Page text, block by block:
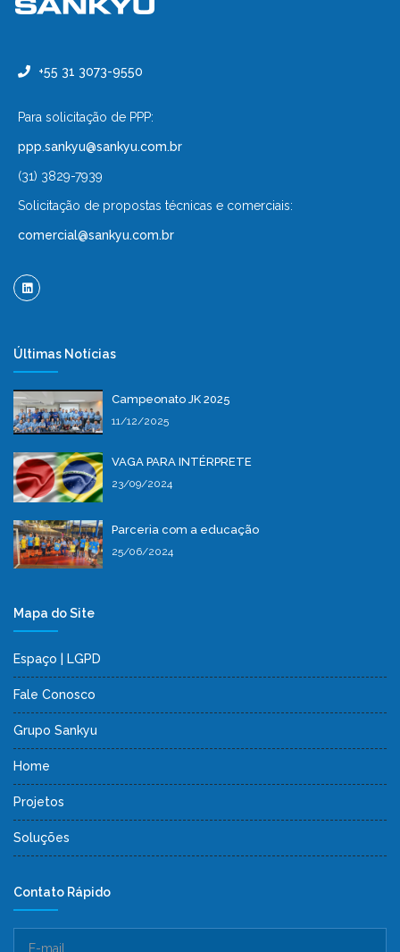
+55 31 3073-9550
Para solicitação de PPP:
ppp.sankyu@sankyu.com.br
(31) 3829-7939
Solicitação de propostas técnicas e comerciais:
comercial@sankyu.com.br
Últimas Notícias
Campeonato JK 2025
11/12/2025
VAGA PARA INTÉRPRETE
23/09/2024
Parceria com a educação
25/06/2024
Mapa do Site
Espaço | LGPD
Fale Conosco
Grupo Sankyu
Home
Projetos
Soluções
Contato Rápido